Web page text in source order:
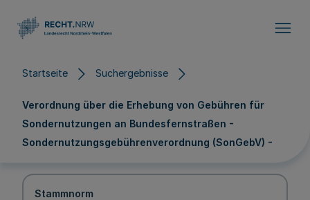
Startseite Suchergebnisse
Verordnung über die Erhebung von Gebühren für
Sondernutzungen an Bundesfernstraßen -
Sondernutzungsgebührenverordnung (SonGebV) -
Stammnorm